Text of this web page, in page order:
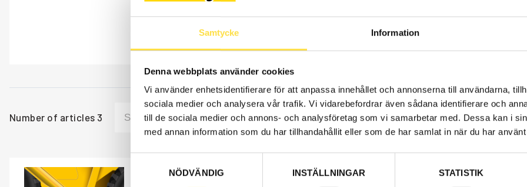
Samtycke Information
Denna webbplats använder cookies
Vi använder enhetsidentifierare för att anpassa innehållet och annonserna till användarna,
sociala medier och analysera vår trafik. Vi vidarebefordrar även sådana identifierare och
till de sociala medier och annons- och analysföretag som vi samarbetar med. Dessa kan i
med annan information som du har tillhandahållit eller som de har samlat in när du har
NÖDVÄNDIG
INSTÄLLNINGAR STATISTIK
Number of articles 3
Position 13